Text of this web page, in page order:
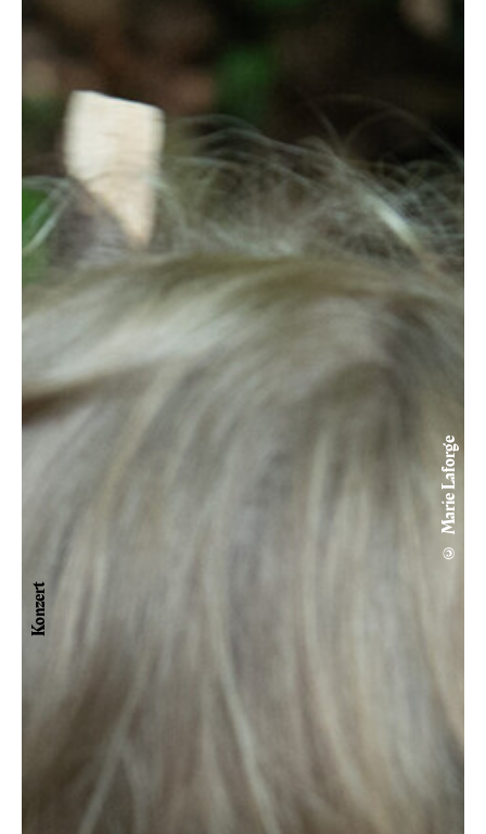
Konzert
© Marie Laforge